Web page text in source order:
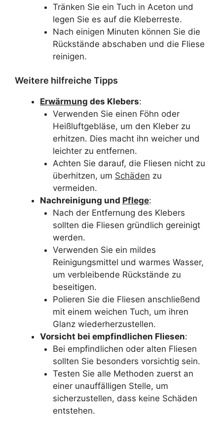
Tränken Sie ein Tuch in Aceton und
legen Sie es auf die Kleberreste.
Nach einigen Minuten können Sie die
Rückstände abschaben und die Fliese
reinigen.
Weitere hilfreiche Tipps
Erwärmung des Klebers:
Verwenden Sie einen Föhn oder
Heißluftgebläse, um den Kleber zu
erhitzen. Dies macht ihn weicher und
leichter zu entfernen.
Achten Sie darauf, die Fliesen nicht zu
überhitzen, um Schäden zu
vermeiden.
Nachreinigung und Pflege:
Nach der Entfernung des Klebers
sollten die Fliesen gründlich gereinigt
werden.
Verwenden Sie ein mildes
Reinigungsmittel und warmes Wasser,
um verbleibende Rückstände zu
beseitigen.
Polieren Sie die Fliesen anschließend
mit einem weichen Tuch, um ihren
Glanz wiederherzustellen.
Vorsicht bei empfindlichen Fliesen:
Bei empfindlichen oder alten Fliesen
sollten Sie besonders vorsichtig sein.
Testen Sie alle Methoden zuerst an
einer unauffälligen Stelle, um
sicherzustellen, dass keine Schäden
entstehen.